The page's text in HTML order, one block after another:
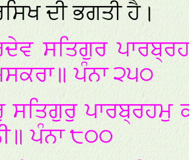
ਦੀ ਭਗਤੀ ਹੈ।
ਸਤਿਗੁਰ
ਪੰਨਾ ੨੫੦
ਸਤਿਗੁਰੁ ਪਾਰਬ੍ਰਹਮੁ
ਪੰਨਾ ੮੦੦